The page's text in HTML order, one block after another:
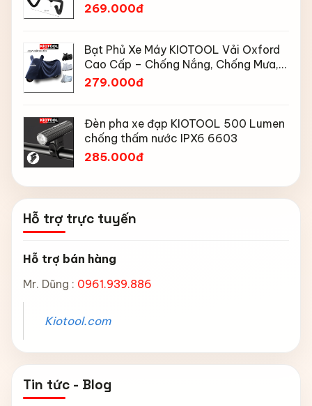
mũ bảo hiểm
269.000đ
Bạt Phủ Xe Máy KIOTOOL Vải Oxford
Cao Cấp – Chống Nắng, Chống Mưa,
Chống Bụi, Chống Tia UV, Có Phản
279.000đ
Đèn pha xe đạp KIOTOOL 500 Lumen
chống thấm nước IPX6 6603
285.000đ
Hỗ trợ trực tuyến
Hỗ trợ bán hàng
Mr. Dũng : 0961.939.886
Kiotool.com
Tin tức - Blog